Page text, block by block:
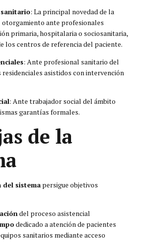
: La principal novedad de la
ante profesionales
primaria, hospitalaria o sociosanitaria,
los centros de referencia del paciente.
: Ante profesional sanitario del
asistidos con intervención
: Ante trabajador social del ámbito
garantías formales.
de la
del sistema persigue objetivos
del proceso asistencial
dedicado a atención de pacientes
sanitarios mediante acceso